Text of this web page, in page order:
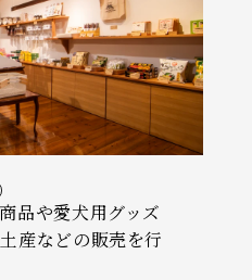
品や愛犬用グッズ
産などの販売を行